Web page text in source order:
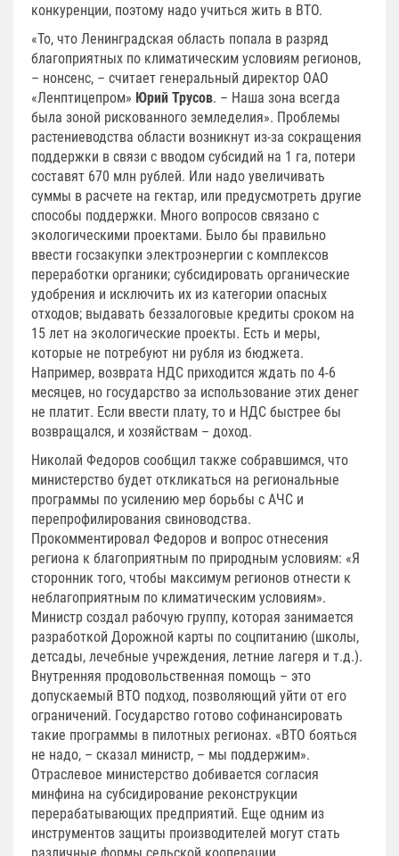
конкуренции, поэтому надо учиться жить в ВТО.
«То, что Ленинградская область попала в разряд
благоприятных по климатическим условиям регионов,
– нонсенс, – считает генеральный директор ОАО
«Ленптицепром» Юрий Трусов. – Наша зона всегда
была зоной рискованного земледелия». Проблемы
растениеводства области возникнут из-за сокращения
поддержки в связи с вводом субсидий на 1 га, потери
составят 670 млн рублей. Или надо увеличивать
суммы в расчете на гектар, или предусмотреть другие
способы поддержки. Много вопросов связано с
экологическими проектами. Было бы правильно
ввести госзакупки электроэнергии с комплексов
переработки органики; субсидировать органические
удобрения и исключить их из категории опасных
отходов; выдавать беззалоговые кредиты сроком на
15 лет на экологические проекты. Есть и меры,
которые не потребуют ни рубля из бюджета.
Например, возврата НДС приходится ждать по 4-6
месяцев, но государство за использование этих денег
не платит. Если ввести плату, то и НДС быстрее бы
возвращался, и хозяйствам – доход.
Николай Федоров сообщил также собравшимся, что
министерство будет откликаться на региональные
программы по усилению мер борьбы с АЧС и
перепрофилирования свиноводства.
Прокомментировал Федоров и вопрос отнесения
региона к благоприятным по природным условиям: «Я
сторонник того, чтобы максимум регионов отнести к
неблагоприятным по климатическим условиям».
Министр создал рабочую группу, которая занимается
разработкой Дорожной карты по соцпитанию (школы,
детсады, лечебные учреждения, летние лагеря и т.д.).
Внутренняя продовольственная помощь – это
допускаемый ВТО подход, позволяющий уйти от его
ограничений. Государство готово софинансировать
такие программы в пилотных регионах. «ВТО бояться
не надо, – сказал министр, – мы поддержим».
Отраслевое министерство добивается согласия
минфина на субсидирование реконструкции
перерабатывающих предприятий. Еще одним из
инструментов защиты производителей могут стать